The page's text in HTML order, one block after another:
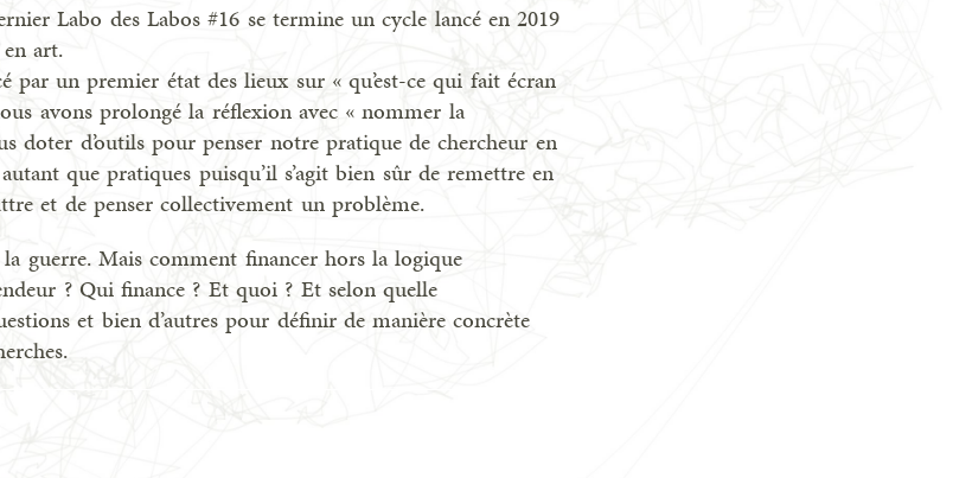
Labo des Labos #16 se termine un cycle lancé en 2019
art.
par un premier état des lieux sur « qu’est-ce qui fait écran
avons prolongé la réflexion avec « nommer la
doter d’outils pour penser notre pratique de chercheur en
que pratiques puisqu’il s’agit bien sûr de remettre en
et de penser collectivement un problème.
la guerre. Mais comment financer hors la logique
? Qui finance ? Et quoi ? Et selon quelle
et bien d’autres pour définir de manière concrète